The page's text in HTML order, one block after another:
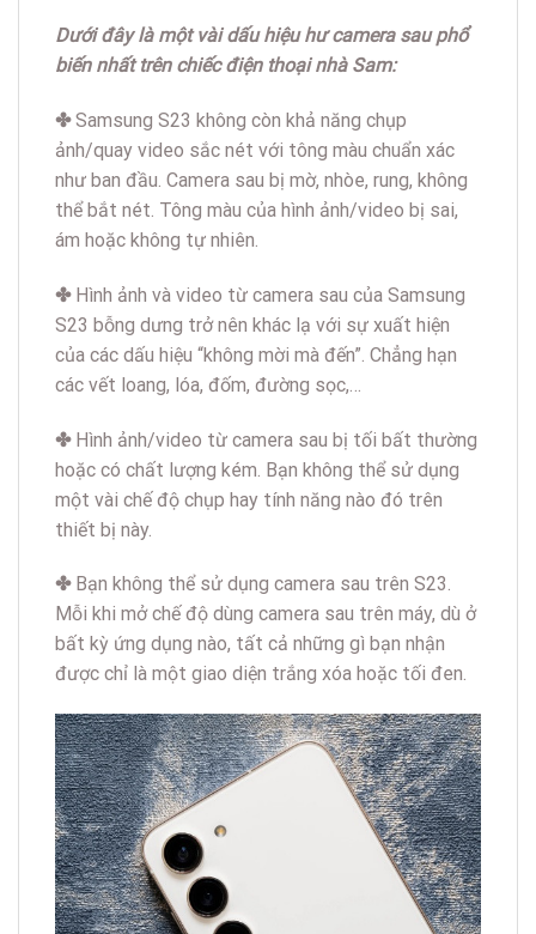
Dưới đây là một vài dấu hiệu hư camera sau phổ
biến nhất trên chiếc điện thoại nhà Sam:
✤Samsung S23 không còn khả năng chụp
ảnh/quay video sắc nét với tông màu chuẩn xác
như ban đầu. Camera sau bị mờ, nhòe, rung, không
thể bắt nét. Tông màu của hình ảnh/video bị sai,
ám hoặc không tự nhiên.
✤Hình ảnh và video từ camera sau của Samsung
S23 bỗng dưng trở nên khác lạ với sự xuất hiện
của các dấu hiệu “không mời mà đến”. Chẳng hạn
các vết loang, lóa, đốm, đường sọc,…
✤Hình ảnh/video từ camera sau bị tối bất thường
hoặc có chất lượng kém. Bạn không thể sử dụng
một vài chế độ chụp hay tính năng nào đó trên
thiết bị này.
✤Bạn không thể sử dụng camera sau trên S23.
Mỗi khi mở chế độ dùng camera sau trên máy, dù ở
bất kỳ ứng dụng nào, tất cả những gì bạn nhận
được chỉ là một giao diện trắng xóa hoặc tối đen.